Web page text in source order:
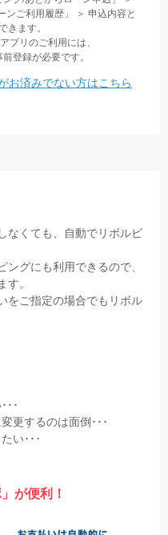
ンご利用履歴」 ＞ 申込内容と
きます。
プリのご利用には、
登録が必要です。
お済みでない方はこちら
なくても、自動でリボルビ
ングにも利用できるので、
す。
をご指定の場合でもリボル
･･
更するのは面倒･･･
い･･･
が便利！